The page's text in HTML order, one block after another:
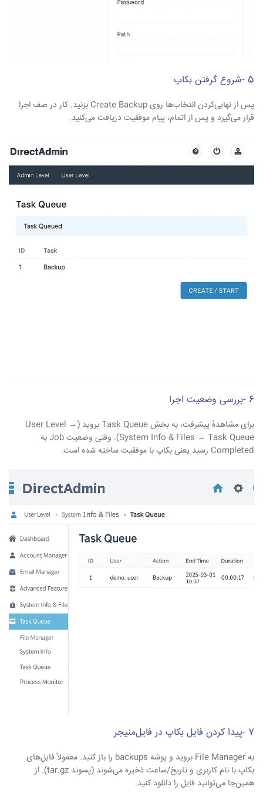
5 -شروع گرفتن بکاپ
پس از نهایی‌کردن انتخاب‌ها روی Create Backup بزنید. کار در صف اجرا
قرار می‌گیرد و پس از اتمام، پیام موفقیت دریافت می‌کنید.
6 -بررسی وضعیت اجرا
برای مشاهدهٔ پیشرفت، به بخش Task Queue بروید (User Level →
System Info & Files → Task Queue). وقتی وضعیت Job به
Completed رسید یعنی بکاپ با موفقیت ساخته شده است.
7 -پیدا کردن فایل بکاپ در فایل‌منیجر
به File Manager بروید و پوشه backups را باز کنید. معمولاً فایل‌های
بکاپ با نام کاربری و تاریخ/ساعت ذخیره می‌شوند (پسوند tar.gz). از
همین‌جا می‌توانید فایل را دانلود کنید.